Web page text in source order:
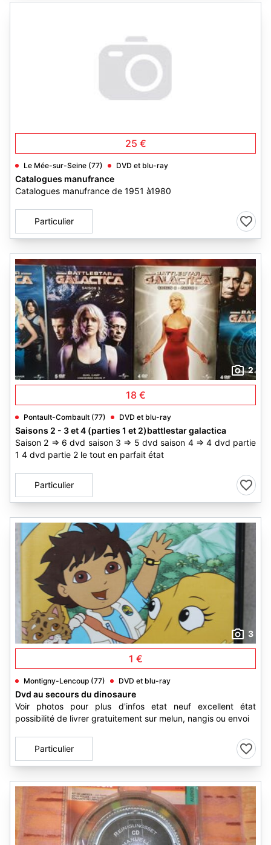
25 €
Le Mée-sur-Seine (77) DVD et blu-ray
Catalogues manufrance
Catalogues manufrance de 1951 à1980
Particulier
2
18 €
Pontault-Combault (77) DVD et blu-ray
Saisons 2 - 3 et 4 (parties 1 et 2)battlestar galactica
Saison 2 => 6 dvd saison 3 => 5 dvd saison 4 => 4 dvd partie
1 4 dvd partie 2 le tout en parfait état
Particulier
3
1 €
Montigny-Lencoup (77) DVD et blu-ray
Dvd au secours du dinosaure
Voir photos pour plus d'infos etat neuf excellent état
possibilité de livrer gratuitement sur melun, nangis ou envoi
Particulier